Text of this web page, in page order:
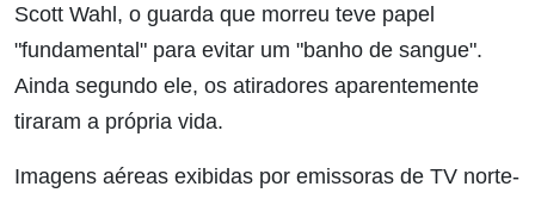
Scott Wahl, o guarda que morreu teve papel
"fundamental" para evitar um "banho de sangue".
Ainda segundo ele, os atiradores aparentemente
tiraram a própria vida.
Imagens aéreas exibidas por emissoras de TV norte-